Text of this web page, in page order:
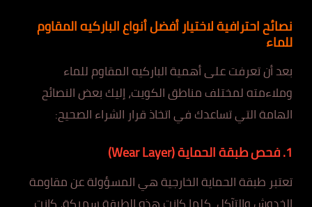
نصائح احترافية لاختيار أفضل أنواع الباركيه المقاوم
للماء
بعد أن تعرفت على أهمية الباركيه المقاوم للماء
وملاءمته لمختلف مناطق الكويت، إليك بعض النصائح
الهامة التي تساعدك في اتخاذ قرار الشراء الصحيح:
1. فحص طبقة الحماية (Wear Layer)
تعتبر طبقة الحماية الخارجية هي المسؤولة عن مقاومة